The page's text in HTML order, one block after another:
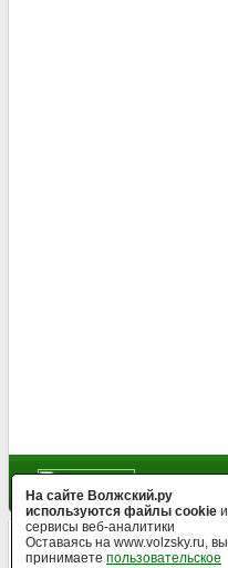
На сайте Волжский.ру
используются файлы cookie и
сервисы веб-аналитики
Оставаясь на www.volzsky.ru, вы
принимаете пользовательское